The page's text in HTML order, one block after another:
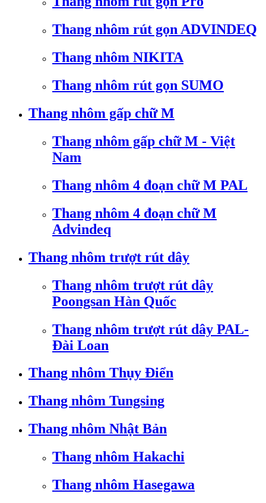
Thang nhôm rút gọn ADVINDEQ
Thang nhôm NIKITA
Thang nhôm rút gọn SUMO
Thang nhôm gấp chữ M
Thang nhôm gấp chữ M - Việt
Nam
Thang nhôm 4 đoạn chữ M PAL
Thang nhôm 4 đoạn chữ M
Advindeq
Thang nhôm trượt rút dây
Thang nhôm trượt rút dây
Poongsan Hàn Quốc
Thang nhôm trượt rút dây PAL-
Đài Loan
Thang nhôm Thụy Điển
Thang nhôm Tungsing
Thang nhôm Nhật Bản
Thang nhôm Hakachi
Thang nhôm Hasegawa